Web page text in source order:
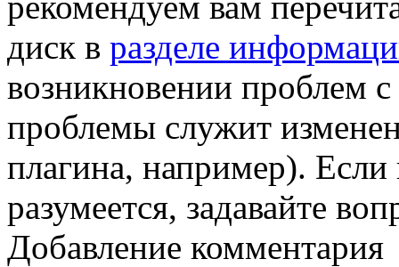
диск в разделе
возникновении проблем
проблемы служит
плагина, например). Если
разумеется, задавайте
Добавление комментария